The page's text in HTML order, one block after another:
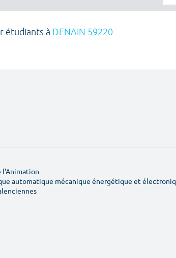
étudiants à DENAIN 59220
l'Animation
automatique mécanique énergétique et